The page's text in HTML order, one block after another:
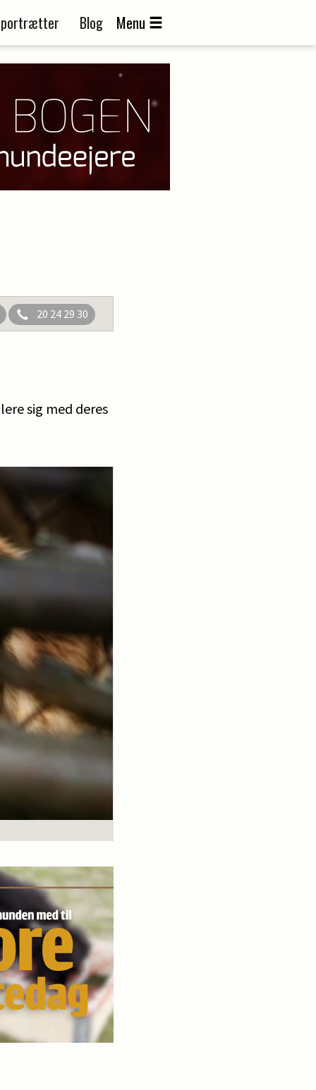
Blog Menu
20 24 29 30
sig med deres